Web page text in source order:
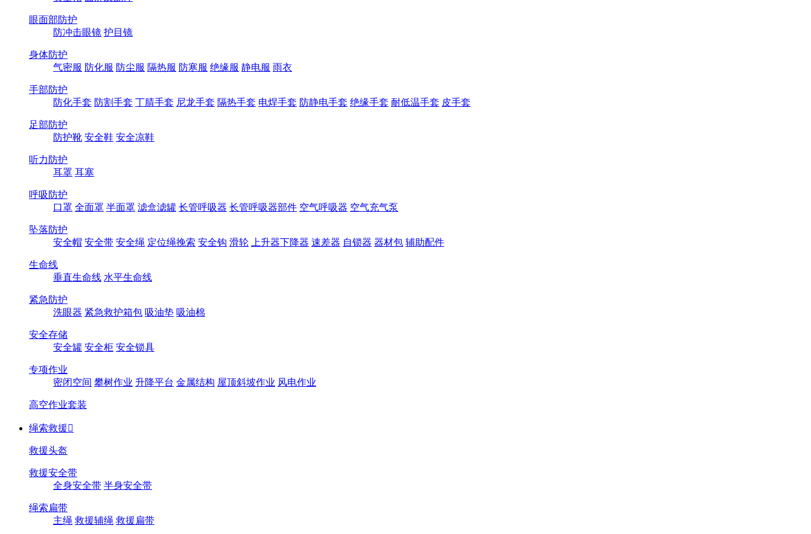
眼面部防护
防冲击眼镜 护目镜
身体防护
气密服 防化服 防尘服 隔热服 防寒服 绝缘服 静电服 雨衣
手部防护
防化手套 防割手套 丁腈手套 尼龙手套 隔热手套 电焊手套 防静电手套 绝缘手套 耐低温手套 皮手套
足部防护
防护靴 安全鞋 安全凉鞋
听力防护
耳罩 耳塞
呼吸防护
口罩 全面罩 半面罩 滤盒滤罐 长管呼吸器 长管呼吸器部件 空气呼吸器 空气充气泵
坠落防护
安全帽 安全带 安全绳 定位绳挽索 安全钩 滑轮 上升器下降器 速差器 自锁器 器材包 辅助配件
生命线
垂直生命线 水平生命线
紧急防护
洗眼器 紧急救护箱包 吸油垫 吸油棉
安全存储
安全罐 安全柜 安全锁具
专项作业
密闭空间 攀树作业 升降平台 金属结构 屋顶斜坡作业 风电作业
高空作业套装
绳索救援
救援头盔
救援安全带
全身安全带 半身安全带
绳索扁带
主绳 救援辅绳 救援扁带